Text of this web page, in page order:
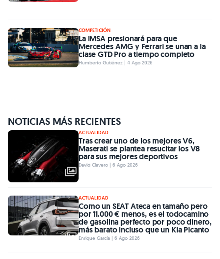
COMPETICIÓN
La IMSA presionará para que
Mercedes AMG y Ferrari se unan a la
clase GTD Pro a tiempo completo
Humberto Gutiérrez | 4 Ago 2026
NOTICIAS MÁS RECIENTES
ACTUALIDAD
Tras crear uno de los mejores V6,
Maserati se plantea resucitar los V8
para sus mejores deportivos
David Clavero | 6 Ago 2026
ACTUALIDAD
Como un SEAT Ateca en tamaño pero
por 11.000 € menos, es el todocamino
de gasolina perfecto por poco dinero,
más barato incluso que un Kia Picanto
Enrique García | 6 Ago 2026